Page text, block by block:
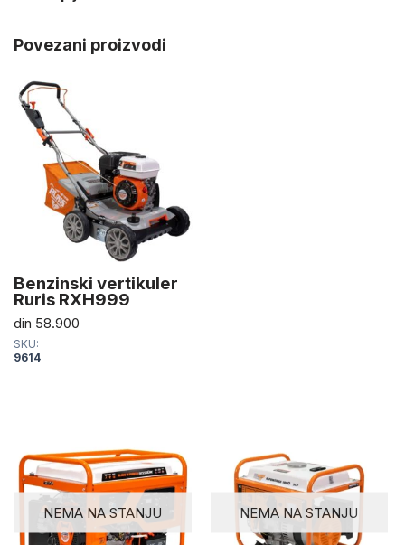
Povezani proizvodi
Benzinski vertikuler
Ruris RXH999
din 58.900
SKU:
9614
NEMA NA STANJU NEMA NA STANJU